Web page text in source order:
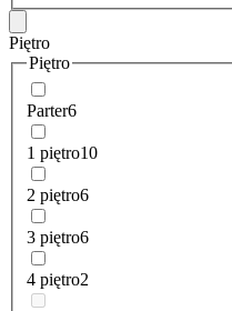
Piętro
Piętro
Parter6
1 piętro10
2 piętro6
3 piętro6
4 piętro2